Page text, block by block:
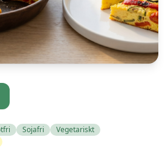
Sojafri
Vegetariskt